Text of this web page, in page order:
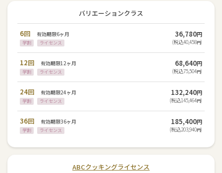
バリエーションクラス
6回 有効期限6ヶ月
学割 ライセンス
36,780円
(税込40,458円)
12回 有効期限12ヶ月
学割 ライセンス
68,640円
(税込75,504円)
24回 有効期限24ヶ月
学割 ライセンス
132,240円
(税込145,464円)
36回 有効期限36ヶ月
学割 ライセンス
185,400円
(税込203,940円)
ABCクッキングライセンス